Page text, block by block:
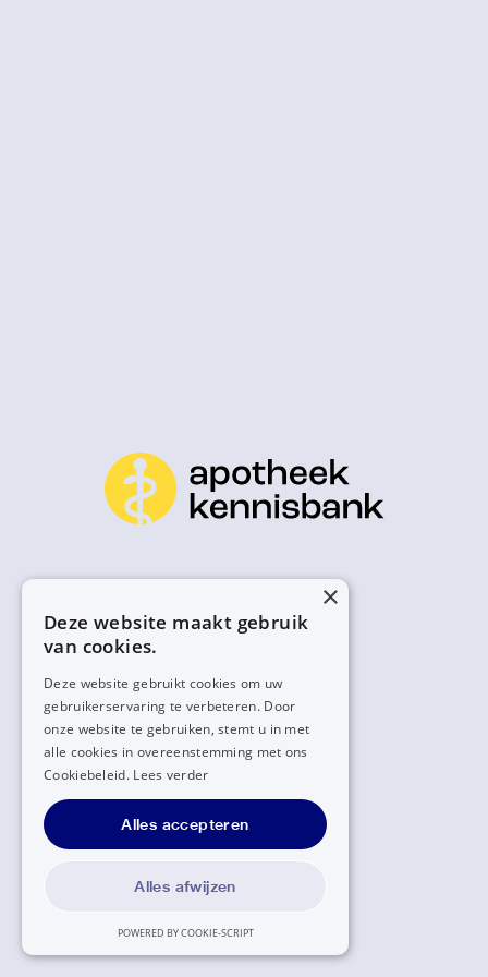
×
Deze website maakt gebruik
van cookies.
Deze website gebruikt cookies om uw
gebruikerservaring te verbeteren. Door
onze website te gebruiken, stemt u in met
alle cookies in overeenstemming met ons
Cookiebeleid. Lees verder
Alles accepteren
Alles afwijzen
POWERED BY COOKIE-SCRIPT